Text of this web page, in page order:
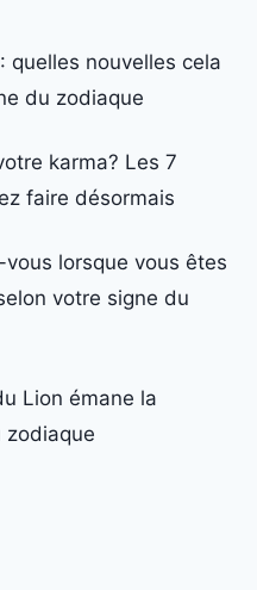
quelles nouvelles cela
du zodiaque
karma? Les 7
faire désormais
lorsque vous êtes
votre signe du
Lion émane la